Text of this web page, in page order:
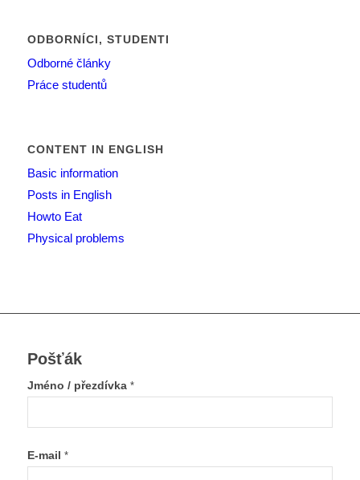
ODBORNÍCI, STUDENTI
Odborné články
Práce studentů
CONTENT IN ENGLISH
Basic information
Posts in English
Howto Eat
Physical problems
Pošťák
Jméno / přezdívka *
E-mail *